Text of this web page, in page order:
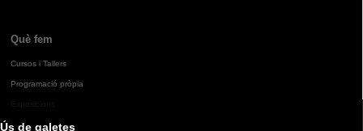
Ús de galetes
Què fem
Cursos i Tallers
Programació pròpia